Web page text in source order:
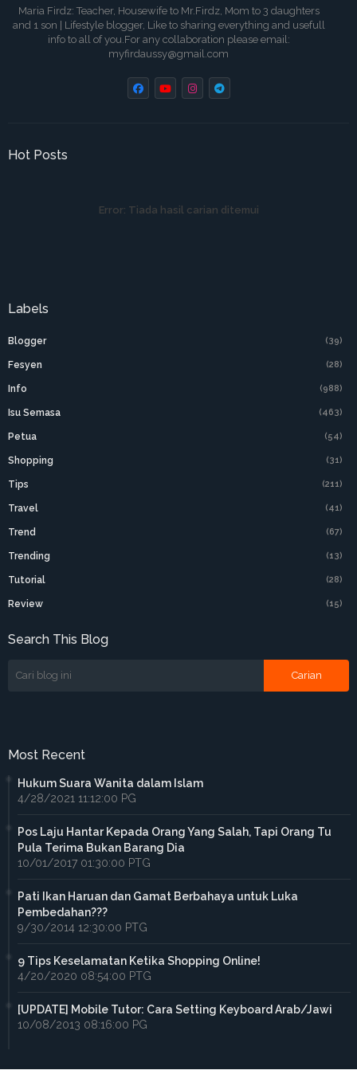
Maria Firdz: Teacher, Housewife to Mr.Firdz, Mom to 3 daughters
and 1 son | Lifestyle blogger, Like to sharing everything and usefull
info to all of you.For any collaboration please email:
myfirdaussy@gmail.com
Hot Posts
Error: Tiada hasil carian ditemui
Labels
Blogger (39)
Fesyen (28)
Info (988)
Isu Semasa (463)
Petua (54)
Shopping (31)
Tips (211)
Travel (41)
Trend (67)
Trending (13)
Tutorial (28)
Review (15)
Search This Blog
Most Recent
Hukum Suara Wanita dalam Islam
4/28/2021 11:12:00 PG
Pos Laju Hantar Kepada Orang Yang Salah, Tapi Orang Tu
Pula Terima Bukan Barang Dia
10/01/2017 01:30:00 PTG
Pati Ikan Haruan dan Gamat Berbahaya untuk Luka
Pembedahan???
9/30/2014 12:30:00 PTG
9 Tips Keselamatan Ketika Shopping Online!
4/20/2020 08:54:00 PTG
[UPDATE] Mobile Tutor: Cara Setting Keyboard Arab/Jawi
10/08/2013 08:16:00 PG